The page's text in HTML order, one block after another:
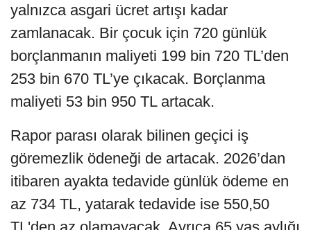
yalnızca asgari ücret artışı kadar
zamlanacak. Bir çocuk için 720 günlük
borçlanmanın maliyeti 199 bin 720 TL’den
253 bin 670 TL’ye çıkacak. Borçlanma
maliyeti 53 bin 950 TL artacak.
Rapor parası olarak bilinen geçici iş
göremezlik ödeneği de artacak. 2026’dan
itibaren ayakta tedavide günlük ödeme en
az 734 TL, yatarak tedavide ise 550,50